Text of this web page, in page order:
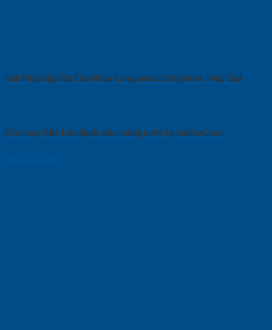
Giải Pháp Lắp Đặt Cửa Nhựa Composite Chống Nước Hiệu Quả
Cửa nhựa ABS Hàn Quốc siêu chống nước tại SaiGonDoor
09/12/2024